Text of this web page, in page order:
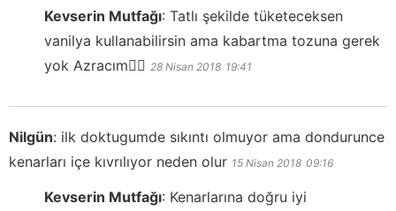
Kevserin Mutfağı: Tatlı şekilde tüketeceksen
vanilya kullanabilirsin ama kabartma tozuna gerek
yok Azracım👍🏻 28 Nisan 2018 19:41
Nilgün: ilk doktugumde sıkıntı olmuyor ama dondurunce
kenarları içe kıvrılıyor neden olur 15 Nisan 2018 09:16
Kevserin Mutfağı: Kenarlarına doğru iyi